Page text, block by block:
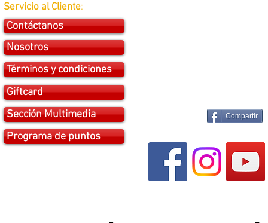
Servicio al Cliente:
Contáctanos
Nosotros
Términos y condiciones
Giftcard
Sección Multimedia
Programa de puntos
Compartir